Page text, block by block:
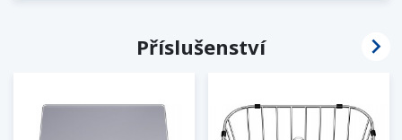
Příslušenství 